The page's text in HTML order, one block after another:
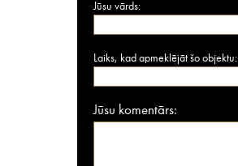
Jūsu vārds:
Laiks, kad apmeklējāt šo objektu:
Jūsu komentārs: